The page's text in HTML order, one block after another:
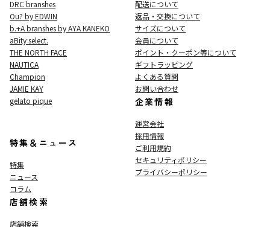
DRC branshes
Ou? by EDWIN
b.+A branshes by AYA KANEKO
aBity select.
THE NORTH FACE
NAUTICA
Champion
JAMIE KAY
gelato pique
特集＆ニュース
特集
ニュース
コラム
店舗検索
店舗検索
配送について
返品・交換について
サイズについて
会員について
ポイント・クーポン等について
ギフトラッピング
よくある質問
お問い合わせ
企業情報
運営会社
採用情報
ご利用規約
セキュリティポリシー
プライバシーポリシー